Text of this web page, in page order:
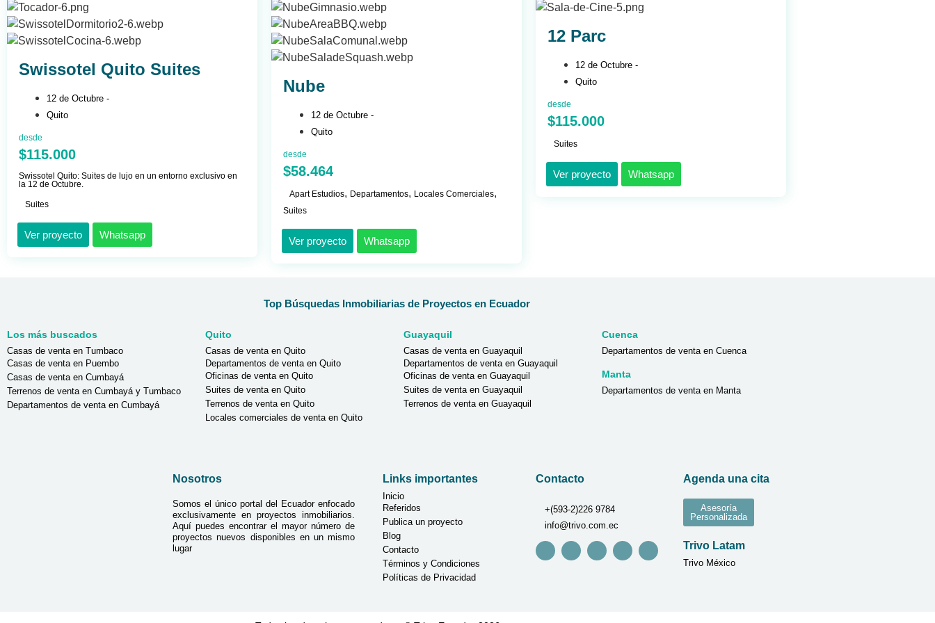
Swissotel Quito Suites
12 de Octubre -
Quito
desde
$115.000
Swissotel Quito: Suites de lujo en un entorno exclusivo en
la 12 de Octubre.
Suites
Ver proyecto Whatsapp
Nube
12 de Octubre -
Quito
desde
$58.464
Apart Estudios, Departamentos, Locales Comerciales,
Suites
Ver proyecto Whatsapp
12 Parc
12 de Octubre -
Quito
desde
$115.000
Suites
Ver proyecto Whatsapp
Top Búsquedas Inmobiliarias de Proyectos en Ecuador
Los más buscados
Casas de venta en Tumbaco
Casas de venta en Puembo
Casas de venta en Cumbayá
Terrenos de venta en Cumbayá y Tumbaco
Departamentos de venta en Cumbayá
Quito
Casas de venta en Quito
Departamentos de venta en Quito
Oficinas de venta en Quito
Suites de venta en Quito
Terrenos de venta en Quito
Locales comerciales de venta en Quito
Guayaquil
Casas de venta en Guayaquil
Departamentos de venta en Guayaquil
Oficinas de venta en Guayaquil
Suites de venta en Guayaquil
Terrenos de venta en Guayaquil
Cuenca
Departamentos de venta en Cuenca
Manta
Departamentos de venta en Manta
Nosotros
Somos el único portal del Ecuador enfocado
exclusivamente en proyectos inmobiliarios.
Aquí puedes encontrar el mayor número de
proyectos nuevos disponibles en un mismo
lugar
Links importantes
Inicio
Referidos
Publica un proyecto
Blog
Contacto
Términos y Condiciones
Políticas de Privacidad
Contacto
+(593-2)226 9784
info@trivo.com.ec
Agenda una cita
Asesoría
Personalizada
Trivo Latam
Trivo México